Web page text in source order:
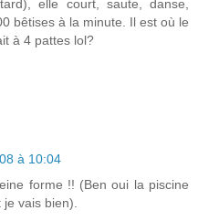
elle court, saute, danse,
bêtises à la minute. Il est où le
à 4 pattes lol?
à 10:04
forme !! (Ben oui la piscine
vais bien).